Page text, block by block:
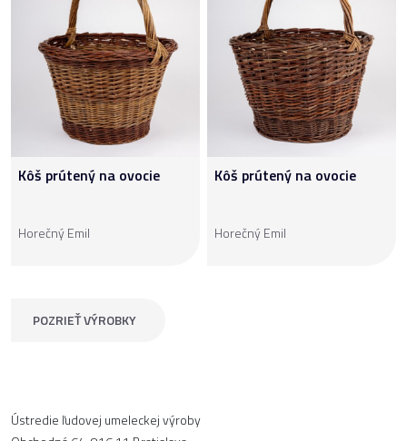
Kôš prútený na ovocie
Horečný Emil
Kôš prútený na ovocie
Horečný Emil
POZRIEŤ VÝROBKY
Ústredie ľudovej umeleckej výroby